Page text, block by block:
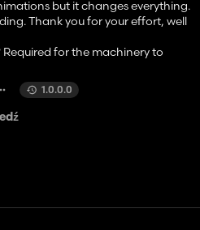
but it changes everything.
Thank you for your effort, well
Required for the machinery to
1.0.0.0